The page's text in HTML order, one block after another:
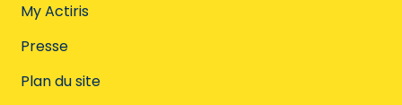
My Actiris
Presse
Plan du site